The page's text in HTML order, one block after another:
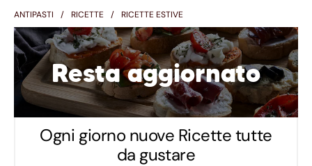
ANTIPASTI RICETTE RICETTE ESTIVE
Resta aggiornato
Ogni giorno nuove Ricette tutte
da gustare